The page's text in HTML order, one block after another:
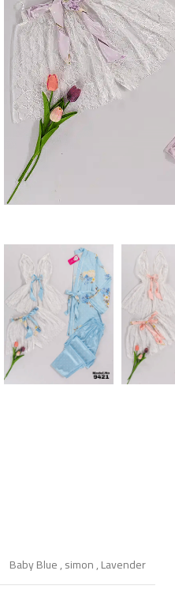
Baby Blue,simon,Lavender